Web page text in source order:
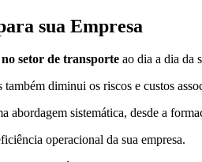
sua Empresa
setor de transporte ao dia a dia da
diminui os riscos e custos
abordagem sistemática, desde a
operacional da sua empresa.